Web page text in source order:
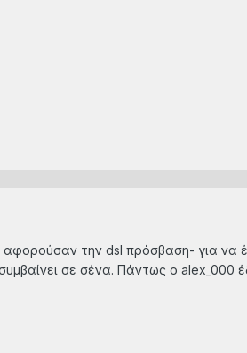
την dsl πρόσβαση- για να
σε σένα. Πάντως ο